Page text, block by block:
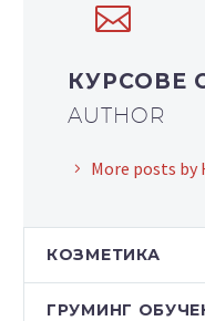
КУРСОВЕ
AUTHOR
More posts by
КОЗМЕТИКА
ГРУМИНГ